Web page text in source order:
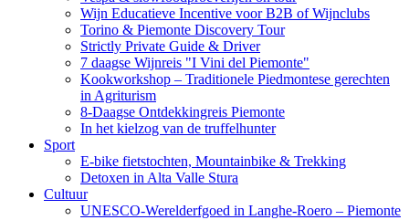
Wijn Educatieve Incentive voor B2B of Wijnclubs
Torino & Piemonte Discovery Tour
Strictly Private Guide & Driver
7 daagse Wijnreis "I Vini del Piemonte"
Kookworkshop – Traditionele Piedmontese gerechten
in Agriturism
8-Daagse Ontdekkingreis Piemonte
In het kielzog van de truffelhunter
Sport
E-bike fietstochten, Mountainbike & Trekking
Detoxen in Alta Valle Stura
Cultuur
UNESCO-Werelderfgoed in Langhe-Roero – Piemonte